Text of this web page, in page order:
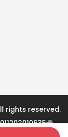
rights reserved.
号